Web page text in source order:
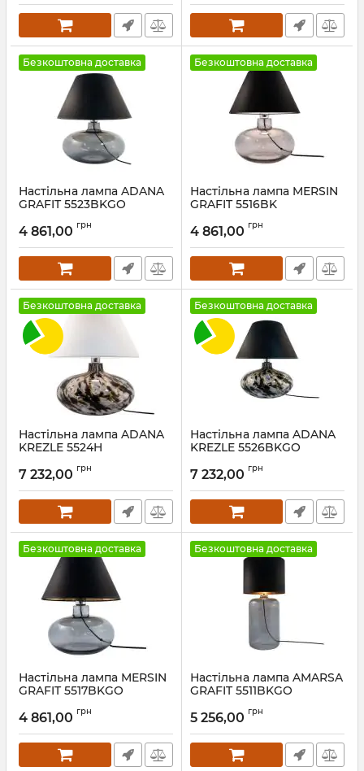
Безкоштовна доставка
Настільна лампа ADANA
GRAFIT 5523BKGO
4 861,00 грн
Безкоштовна доставка
Настільна лампа MERSIN
GRAFIT 5516BK
4 861,00 грн
Безкоштовна доставка
Настільна лампа ADANA
KREZLE 5524H
7 232,00 грн
Безкоштовна доставка
Настільна лампа ADANA
KREZLE 5526BKGO
7 232,00 грн
Безкоштовна доставка
Настільна лампа MERSIN
GRAFIT 5517BKGO
4 861,00 грн
Безкоштовна доставка
Настільна лампа AMARSA
GRAFIT 5511BKGO
5 256,00 грн